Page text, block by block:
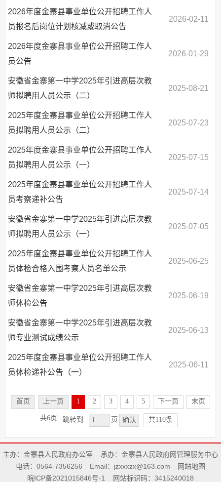
2026年度金寨县事业单位公开招聘工作人
员报名后岗位计划核减或取消公告
2026-02-11
2026年度金寨县事业单位公开招聘工作人
员公告
2026-01-29
安徽省金寨第一中学2025年引进高层次教
师拟聘用人员公示（二）
2025-08-21
2025年度金寨县事业单位公开招聘工作人
员拟聘用人员公示（二）
2025-07-23
2025年度金寨县事业单位公开招聘工作人
员拟聘用人员公示（一）
2025-07-15
2025年度金寨县事业单位公开招聘工作人
员考察递补公告
2025-07-14
安徽省金寨第一中学2025年引进高层次教
师拟聘用人员公示（一）
2025-07-05
2025年度金寨县事业单位公开招聘工作人
员体检合格入围考察人员名单公示
2025-06-25
安徽省金寨第一中学2025年引进高层次教
师体检公告
2025-06-19
安徽省金寨第一中学2025年引进高层次教
师专业测试成绩公示
2025-06-13
2025年度金寨县事业单位公开招聘工作人
员体检递补公告（一）
2025-06-11
首页 上一页 1 2 3 4 5 下一页 末页
共6页 跳转到 页 确认 共110条
主办：金寨县人民政府办公室
承办：金寨县人民政府网管理服务中心
电话：0564-7356256
Email：jzxxxzx@163.com
网站地图
皖ICP备2021015846号-1
网站标识码：3415240018